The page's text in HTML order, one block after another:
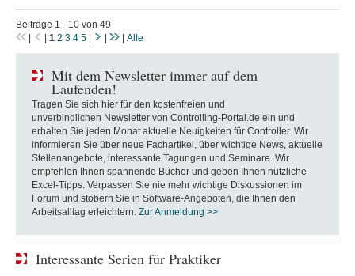
Beiträge 1 - 10 von 49
|
| 1 2 3 4 5 | | | Alle
Mit dem Newsletter immer auf dem
Laufenden!
Tragen Sie sich hier für den kostenfreien und
unverbindlichen Newsletter von Controlling-Portal.de ein und
erhalten Sie jeden Monat aktuelle Neuigkeiten für Controller. Wir
informieren Sie über neue Fachartikel, über wichtige News, aktuelle
Stellenangebote, interessante Tagungen und Seminare. Wir
empfehlen Ihnen spannende Bücher und geben Ihnen nützliche
Excel-Tipps. Verpassen Sie nie mehr wichtige Diskussionen im
Forum und stöbern Sie in Software-Angeboten, die Ihnen den
Arbeitsalltag erleichtern. Zur Anmeldung >>
Interessante Serien für Praktiker